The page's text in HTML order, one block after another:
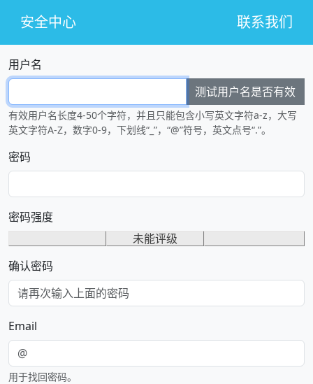
安全中心 联系我们
用户名
测试用户名是否有效
有效用户名长度4-50个字符，并且只能包含小写英文字符a-z，大写
英文字符A-Z，数字0-9，下划线“_”，“@”符号，英文点号“.”。
密码
密码强度
未能评级
确认密码
Email
用于找回密码。